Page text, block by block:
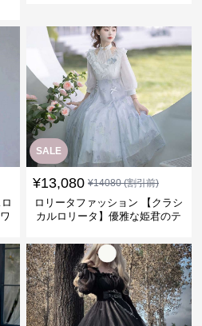
SALE
¥13,080 ¥14080(割引前)
ロリータファッション 【クラシ
カルロリータ】優雅な姫君のテ